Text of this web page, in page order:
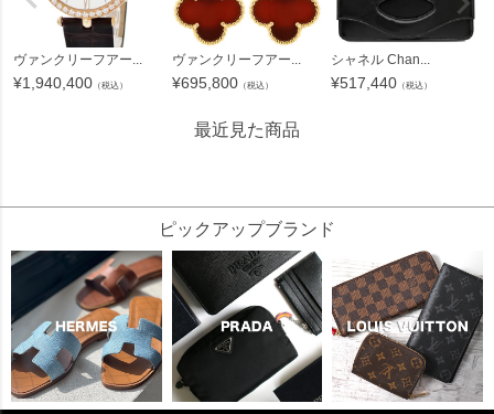
ヴァンクリーフアー...
¥1,940,400 （税込）
ヴァンクリーフアー...
¥695,800 （税込）
シャネル Chan...
¥517,440 （税込）
最近見た商品
ピックアップブランド